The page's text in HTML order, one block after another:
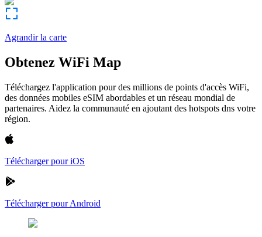
Agrandir la carte
Obtenez WiFi Map
Téléchargez l'application pour des millions de points d'accès WiFi,
des données mobiles eSIM abordables et un réseau mondial de
partenaires. Aidez la communauté en ajoutant des hotspots dns votre
région.
Télécharger pour iOS
Télécharger pour Android